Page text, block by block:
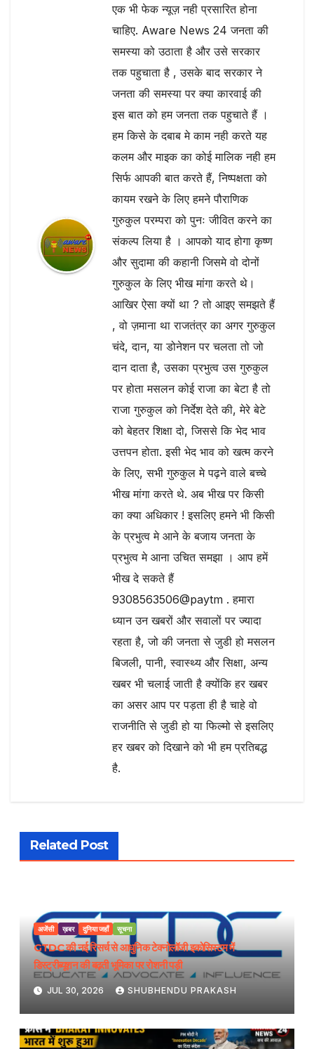
एक भी फेक न्यूज़ नही प्रसारित होना
चाहिए. Aware News 24 जनता की
समस्या को उठाता है और उसे सरकार
तक पहुचाता है , उसके बाद सरकार ने
जनता की समस्या पर क्या कारवाई की
इस बात को हम जनता तक पहुचाते हैं ।
हम किसे के दबाब मे काम नही करते यह
कलम और माइक का कोई मालिक नही हम
सिर्फ आपकी बात करते हैं, निष्पक्षता को
कायम रखने के लिए हमने पौराणिक
गुरुकुल परम्परा को पुनः जीवित करने का
संकल्प लिया है । आपको याद होगा कृष्ण
और सुदामा की कहानी जिसमे वो दोनों
गुरुकुल के लिए भीख मांगा करते थे।
आखिर ऐसा क्यों था ? तो आइए समझते हैं
, वो ज़माना था राजतंत्र का अगर गुरुकुल
चंदे, दान, या डोनेशन पर चलता तो जो
दान दाता है, उसका प्रभुत्व उस गुरुकुल
पर होता मसलन कोई राजा का बेटा है तो
राजा गुरुकुल को निर्देश देते की, मेरे बेटे
को बेहतर शिक्षा दो, जिससे कि भेद भाव
उत्तपन होता. इसी भेद भाव को खत्म करने
के लिए, सभी गुरुकुल मे पढ़ने वाले बच्चे
भीख मांगा करते थे. अब भीख पर किसी
का क्या अधिकार ! इसलिए हमने भी किसी
के प्रभुत्व मे आने के बजाय जनता के
प्रभुत्व मे आना उचित समझा । आप हमें
भीख दे सकते हैं
9308563506@paytm . हमारा
ध्यान उन खबरों और सवालों पर ज्यादा
रहता है, जो की जनता से जुडी हो मसलन
बिजली, पानी, स्वास्थ्य और सिक्षा, अन्य
खबर भी चलाई जाती है क्योंकि हर खबर
का असर आप पर पड़ता ही है चाहे वो
राजनीति से जुडी हो या फिल्मो से इसलिए
हर खबर को दिखाने को भी हम प्रतिबद्ध
है.
Related Post
अजेंसी ख़बर दुनिया जहाँ सूचना
GTDC की नई रिसर्च से आधुनिक टेक्नोलॉजी इकोसिस्टम में
डिस्ट्रीब्यूशन की बढ़ती भूमिका पर रोशनी पड़ी
JUL 30, 2026 SHUBHENDU PRAKASH